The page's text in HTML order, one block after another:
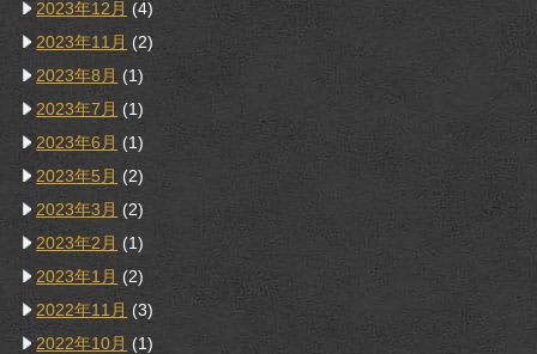
2023年12月 (4)
2023年11月 (2)
2023年8月 (1)
2023年7月 (1)
2023年6月 (1)
2023年5月 (2)
2023年3月 (2)
2023年2月 (1)
2023年1月 (2)
2022年11月 (3)
2022年10月 (1)